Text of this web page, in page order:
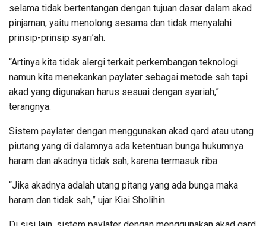
selama tidak bertentangan dengan tujuan dasar dalam akad
pinjaman, yaitu menolong sesama dan tidak menyalahi
prinsip-prinsip syari’ah.
“Artinya kita tidak alergi terkait perkembangan teknologi
namun kita menekankan paylater sebagai metode sah tapi
akad yang digunakan harus sesuai dengan syariah,”
terangnya.
Sistem paylater dengan menggunakan akad qard atau utang
piutang yang di dalamnya ada ketentuan bunga hukumnya
haram dan akadnya tidak sah, karena termasuk riba.
“Jika akadnya adalah utang pitang yang ada bunga maka
haram dan tidak sah,” ujar Kiai Sholihin.